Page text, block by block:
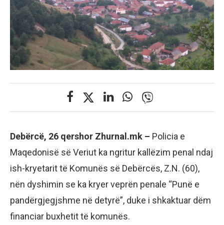
Debërcë, 26 qershor Zhurnal.mk – Policia e
Maqedonisë së Veriut ka ngritur kallëzim penal ndaj
ish-kryetarit të Komunës së Debërcës, Z.N. (60),
nën dyshimin se ka kryer veprën penale “Punë e
pandërgjegjshme në detyrë”, duke i shkaktuar dëm
financiar buxhetit të komunës.